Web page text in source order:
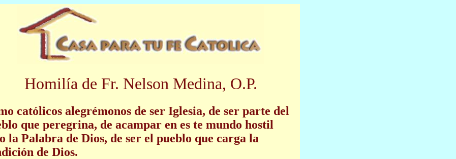
Homilía de Fr. Nelson Medina, O.P.
católicos alegrémonos de ser Iglesia, de ser parte del
que peregrina, de acampar en es te mundo hostil
la Palabra de Dios, de ser el pueblo que carga la
de Dios.